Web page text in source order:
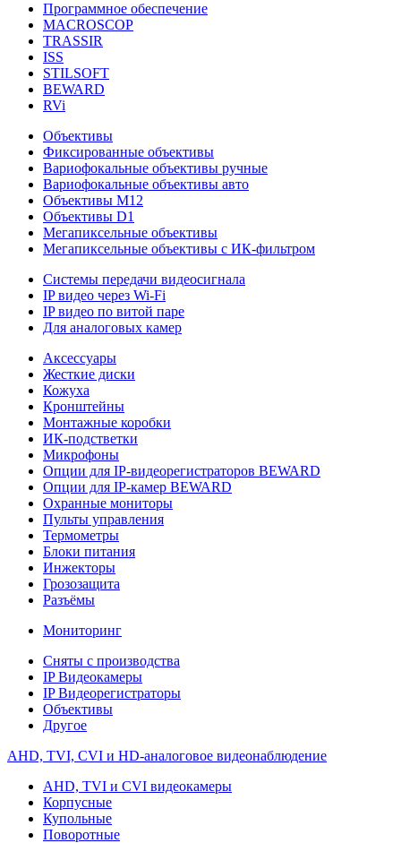
Программное обеспечение
MACROSCOP
TRASSIR
ISS
STILSOFT
BEWARD
RVi
Объективы
Фиксированные объективы
Вариофокальные объективы ручные
Вариофокальные объективы авто
Объективы М12
Объективы D1
Мегапиксельные объективы
Мегапиксельные объективы с ИК-фильтром
Системы передачи видеосигнала
IP видео через Wi-Fi
IP видео по витой паре
Для аналоговых камер
Аксессуары
Жесткие диски
Кожуха
Кронштейны
Монтажные коробки
ИК-подстветки
Микрофоны
Опции для IP-видеорегистраторов BEWARD
Опции для IP-камер BEWARD
Охранные мониторы
Пульты управления
Термометры
Блоки питания
Инжекторы
Грозозащита
Разъёмы
Мониторинг
Сняты с производства
IP Видеокамеры
IP Видеорегистраторы
Объективы
Другое
AHD, TVI, CVI и HD-аналоговое видеонаблюдение
AHD, TVI и CVI видеокамеры
Корпусные
Купольные
Поворотные